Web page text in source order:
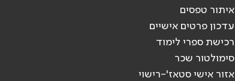
איתור טפסים
עדכון פרטים אישיים
רכישת ספרי לימוד
סימולטור שכר
אזור אישי סטאז'-רישוי